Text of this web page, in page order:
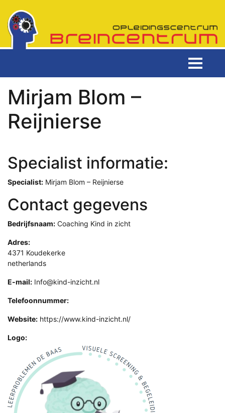
Mirjam Blom –
Reijnierse
Specialist informatie:
Specialist: Mirjam Blom – Reijnierse
Contact gegevens
Bedrijfsnaam: Coaching Kind in zicht
Adres:
4371 Koudekerke
netherlands
E-mail: Info@kind-inzicht.nl
Telefoonnummer:
Website: https://www.kind-inzicht.nl/
Logo: